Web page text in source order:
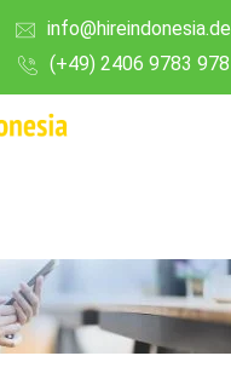
info@hireindonesia.de
(+49) 2406 9783 978